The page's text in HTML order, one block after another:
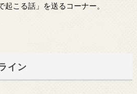
起こる話」を送るコーナー。
イン